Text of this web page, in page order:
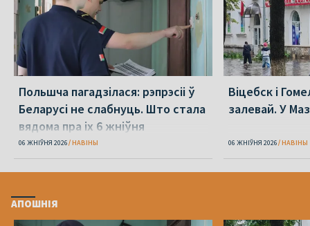
Польшча пагадзілася: рэпрэсіі ў
Беларусі не слабнуць. Што стала
вядома пра іх 6 жніўня
06 ЖНІЎНЯ 2026 НАВІНЫ
Віцебск і
залевай. У
06 ЖНІЎНЯ 2026 НАВІНЫ
АПОШНІЯ